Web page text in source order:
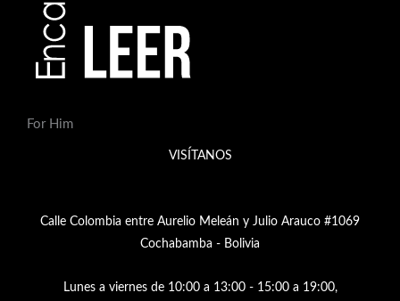
For Him
VISÍTANOS
Calle Colombia entre Aurelio Meleán y Julio Arauco #1069
Cochabamba - Bolivia
Lunes a viernes de 10:00 a 13:00 - 15:00 a 19:00,